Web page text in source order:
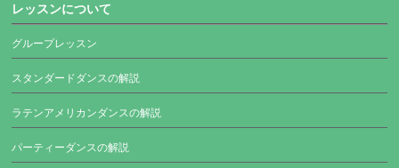
レッスンについて
グループレッスン
スタンダードダンスの解説
ラテンアメリカンダンスの解説
パーティーダンスの解説